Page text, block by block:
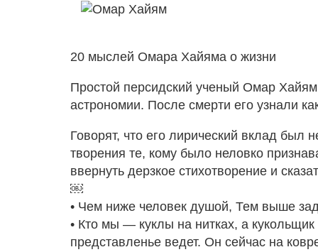
20 мыслей Омара Хайяма о жизни
Простой персидский ученый Омар
астрономии. После смерти его узнали
Говорят, что его лирический вклад был
творения те, кому было неловко
ввернуть дерзкое стихотворение и
￼
• Чем ниже человек душой, Тем выше
• Кто мы — куклы на нитках, а
представленье ведет. Он сейчас на